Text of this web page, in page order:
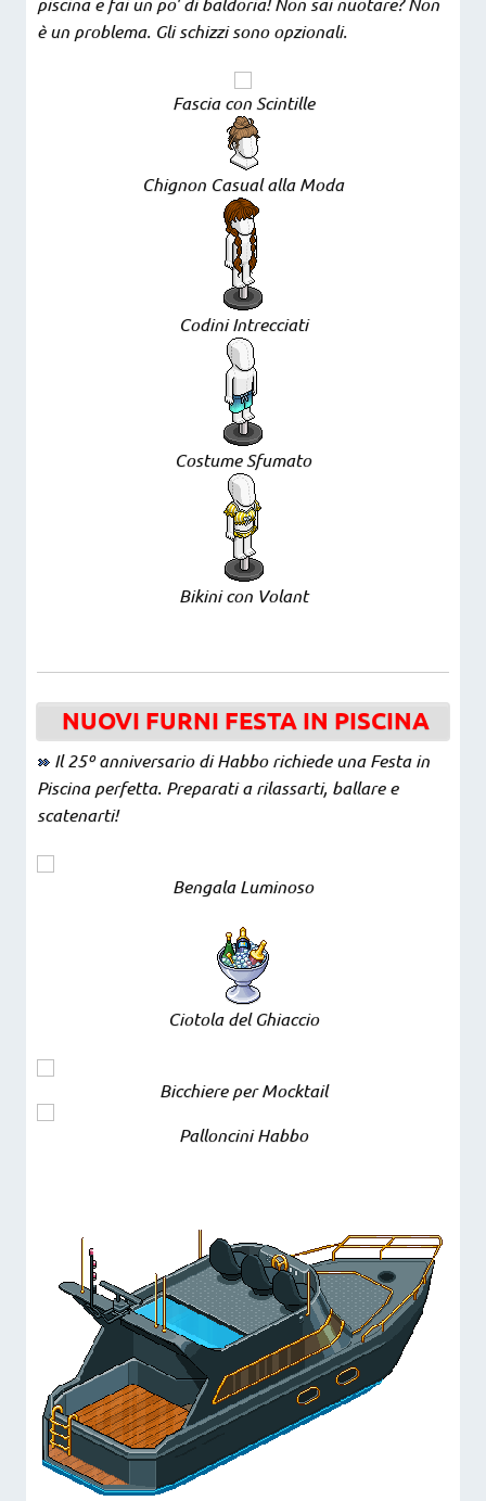
è un problema. Gli schizzi sono opzionali.
Fascia con Scintille
Chignon Casual alla Moda
Codini Intrecciati
Costume Sfumato
Bikini con Volant
NUOVI FURNI FESTA IN PISCINA
Il 25º anniversario di Habbo richiede una Festa in
Piscina perfetta. Preparati a rilassarti, ballare e
scatenarti!
Bengala Luminoso
Ciotola del Ghiaccio
Bicchiere per Mocktail
Palloncini Habbo